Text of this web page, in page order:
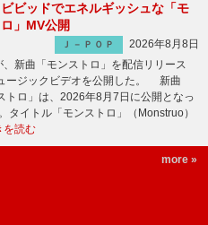
ビッドでエネルギッシュな「モ
」MV公開
Ｊ－ＰＯＰ
2026年8月8日
新曲「モンストロ」を配信リリース
ージックビデオを公開した。 新曲
トロ」は、2026年8月7日に公開となっ
タイトル「モンストロ」（Monstruo）
を読む
more »